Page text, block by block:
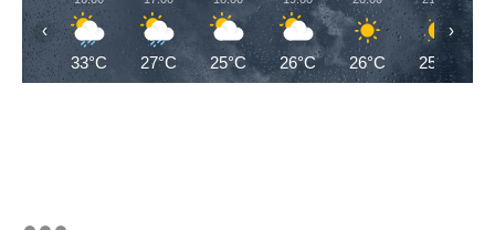
33°C 27°C 25°C 26°C 26°C 25°C
‹ ›